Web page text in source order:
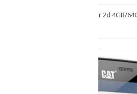
Tablet Emdoor Q75 Escaner 2d 4GB/